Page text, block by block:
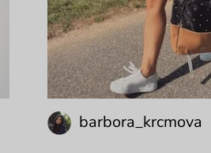
barbora_krcmova